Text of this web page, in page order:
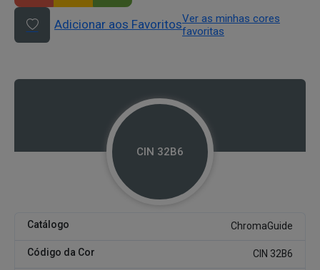
Adicionar aos FavoritosVer as minhas cores
favoritas
CIN 32B6
Catálogo ChromaGuide
Código da Cor CIN 32B6